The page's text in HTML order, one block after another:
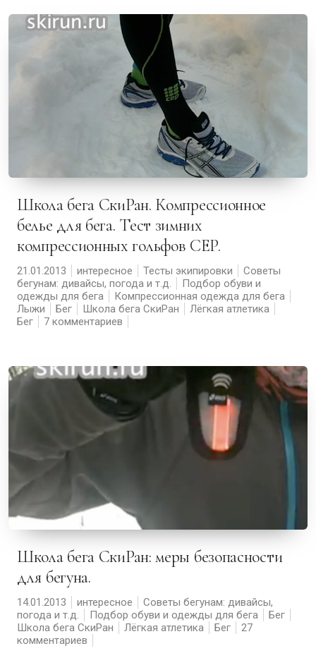
Школа бега СкиРан. Компрессионное
белье для бега. Тест зимних
компрессионных гольфов CEP.
21.01.2013 интересное Тесты экипировки
Советы
бегунам: дивайсы, погода и т.д.
Подбор обуви и
одежды для бега
Компрессионная одежда для бега
Лыжи
Бег Школа бега СкиРан
Лёгкая атлетика
Бег
7 комментариев
Школа бега СкиРан: меры безопасности
для бегуна.
14.01.2013 интересное
Советы бегунам: дивайсы,
погода и т.д.
Подбор обуви и одежды для бега
Бег
Школа бега СкиРан
Лёгкая атлетика Бег
27
комментариев